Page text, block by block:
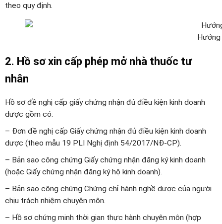
theo quy định.
2. Hồ sơ xin cấp phép mở nhà thuốc tư
nhân
Hồ sơ đề nghị cấp giấy chứng nhận đủ điều kiện kinh doanh
dược gồm có:
– Đơn đề nghị cấp Giấy chứng nhận đủ điều kiện kinh doanh
dược (theo mẫu 19 PLI Nghị định 54/2017/NĐ-CP).
– Bản sao công chứng Giấy chứng nhận đăng ký kinh doanh
(hoặc Giấy chứng nhận đăng ký hộ kinh doanh).
– Bản sao công chứng Chứng chỉ hành nghề dược của người
chịu trách nhiệm chuyên môn.
– Hồ sơ chứng minh thời gian thực hành chuyên môn (hợp